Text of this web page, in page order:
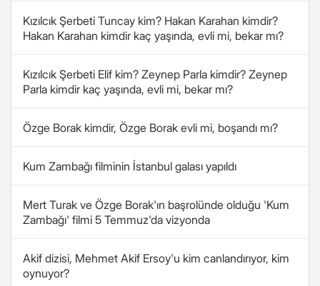
Kızılcık Şerbeti Tuncay kim? Hakan Karahan kimdir?
Hakan Karahan kimdir kaç yaşında, evli mi, bekar mı?
Kızılcık Şerbeti Elif kim? Zeynep Parla kimdir? Zeynep
Parla kimdir kaç yaşında, evli mi, bekar mı?
Özge Borak kimdir, Özge Borak evli mi, boşandı mı?
Kum Zambağı filminin İstanbul galası yapıldı
Mert Turak ve Özge Borak'ın başrolünde olduğu 'Kum
Zambağı' filmi 5 Temmuz'da vizyonda
Akif dizisi, Mehmet Akif Ersoy'u kim canlandırıyor, kim
oynuyor?